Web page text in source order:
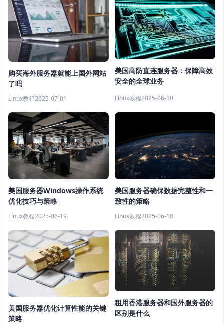
购买海外服务器就能上国外网站
了吗
Linux教程2025-07-01
美国高防直连服务器：保障高效
安全的全球业务
Linux教程2025-06-30
美国服务器Windows操作系统
优化技巧与策略
Linux教程2025-06-19
美国服务器确保数据完整性和一
致性的策略
Linux教程2025-06-18
美国服务器优化计算性能的关键
策略
租用香港服务器和国外服务器的
区别是什么